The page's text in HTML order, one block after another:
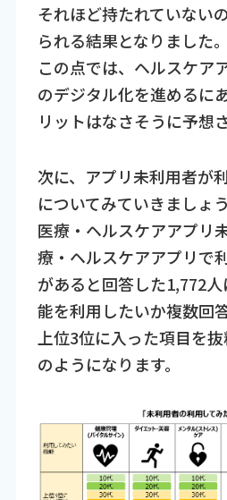
それほど持たれていない
られる結果となりました。
この点では、ヘルスケア
のデジタル化を進めるに
リットはなさそうに予想
次に、アプリ未利用者が
についてみていきましょう
医療・ヘルスケアアプリ
療・ヘルスケアアプリで
があると回答した1,772
能を利用したいか複数回
上位3位に入った項目を
のようになります。